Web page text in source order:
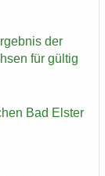
der
für gül­tig
Bad Els­ter